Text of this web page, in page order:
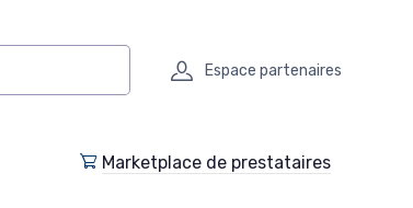
Espace partenaires
Marketplace de prestataires